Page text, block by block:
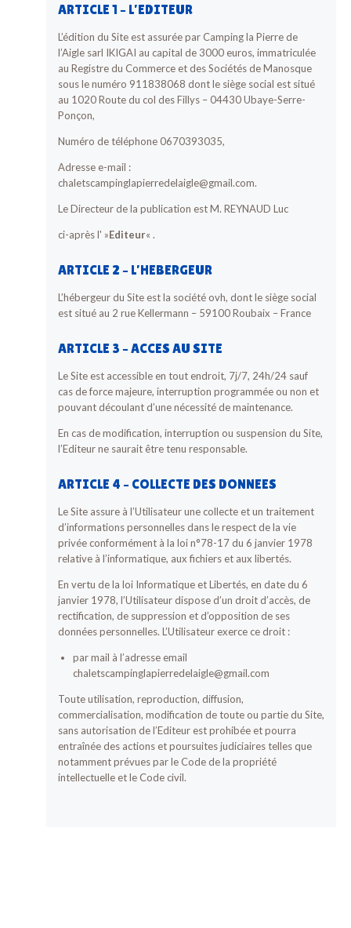
ARTICLE 1 – L’EDITEUR
L’édition du Site est assurée par Camping la Pierre de
l’Aigle sarl IKIGAI au capital de 3000 euros, immatriculée
au Registre du Commerce et des Sociétés de Manosque
sous le numéro 911838068 dont le siège social est situé
au 1020 Route du col des Fillys – 04430 Ubaye-Serre-
Ponçon,
Numéro de téléphone 0670393035,
Adresse e-mail :
chaletscampinglapierredelaigle@gmail.com.
Le Directeur de la publication est M. REYNAUD Luc
ci-après l' »Editeur« .
ARTICLE 2 – L’HEBERGEUR
L’hébergeur du Site est la société ovh, dont le siège social
est situé au 2 rue Kellermann – 59100 Roubaix – France
ARTICLE 3 – ACCES AU SITE
Le Site est accessible en tout endroit, 7j/7, 24h/24 sauf
cas de force majeure, interruption programmée ou non et
pouvant découlant d’une nécessité de maintenance.
En cas de modification, interruption ou suspension du Site,
l’Editeur ne saurait être tenu responsable.
ARTICLE 4 – COLLECTE DES DONNEES
Le Site assure à l’Utilisateur une collecte et un traitement
d’informations personnelles dans le respect de la vie
privée conformément à la loi n°78-17 du 6 janvier 1978
relative à l’informatique, aux fichiers et aux libertés.
En vertu de la loi Informatique et Libertés, en date du 6
janvier 1978, l’Utilisateur dispose d’un droit d’accès, de
rectification, de suppression et d’opposition de ses
données personnelles. L’Utilisateur exerce ce droit :
par mail à l’adresse email
chaletscampinglapierredelaigle@gmail.com
Toute utilisation, reproduction, diffusion,
commercialisation, modification de toute ou partie du Site,
sans autorisation de l’Editeur est prohibée et pourra
entraînée des actions et poursuites judiciaires telles que
notamment prévues par le Code de la propriété
intellectuelle et le Code civil.